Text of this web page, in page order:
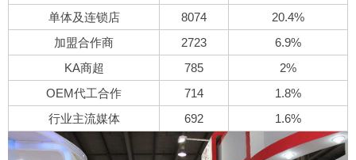
单体及连锁店
8074
20.4%
加盟合作商
2723
6.9%
KA商超
785
2%
OEM代工合作
714
1.8%
行业主流媒体
692 1.6%